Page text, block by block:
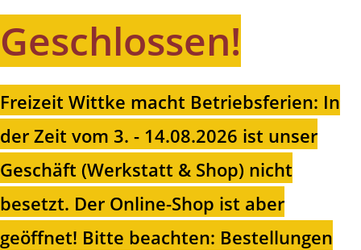
Geschlossen!
Freizeit Wittke macht Betriebsferien: In
der Zeit vom 3. - 14.08.2026 ist unser
Geschäft (Werkstatt & Shop) nicht
besetzt. Der Online-Shop ist aber
geöffnet! Bitte beachten: Bestellungen